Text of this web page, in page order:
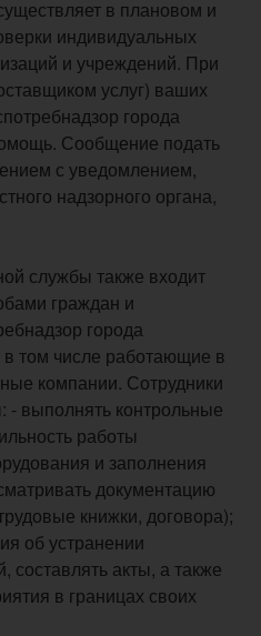
в плановом и
индивидуальных
и учреждений. При
услуг) ваших
города
Сообщение подать
с уведомлением,
надзорного органа,
службы также входит
граждан и
города
в том числе работающие в
компании. Сотрудники
выполнять контрольные
работы
и заполнения
документацию
книжки, договора);
об устранении
акты, а также
в границах своих